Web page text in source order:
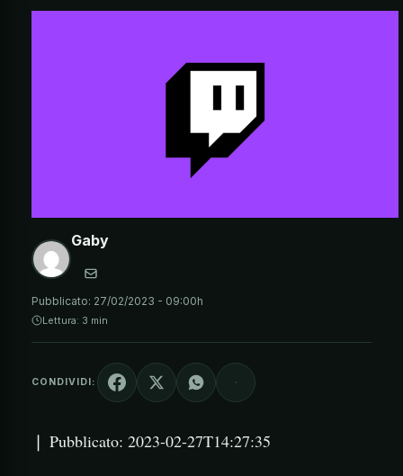
Gaby
Pubblicato: 27/02/2023 - 09:00h
Lettura: 3 min
CONDIVIDI:
❘ Pubblicato: 2023-02-27T14:27:35